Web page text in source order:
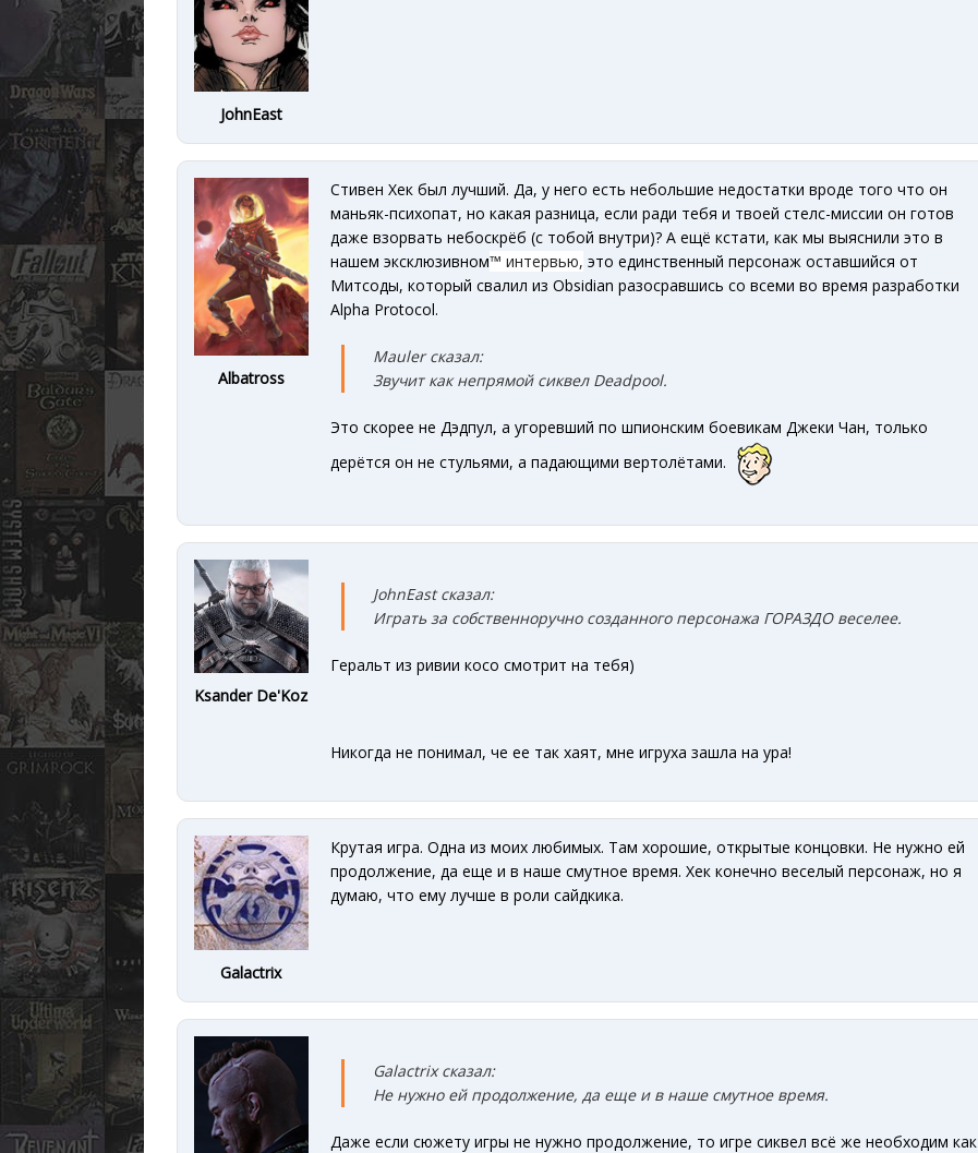
JohnEast
Albatross
Стивен Хек был лучший. Да, у него есть небольшие недостатки вроде того что он
маньяк-психопат, но какая разница, если ради тебя и твоей стелс-миссии он готов
даже взорвать небоскрёб (с тобой внутри)? А ещё кстати, как мы выяснили это в
нашем эксклюзивном™ интервью, это единственный персонаж оставшийся от
Митсоды, который свалил из Obsidian разосравшись со всеми во время разработки
Alpha Protocol.
Mauler сказал:
Звучит как непрямой сиквел Deadpool.
Это скорее не Дэдпул, а угоревший по шпионским боевикам Джеки Чан, только
дерётся он не стульями, а падающими вертолётами.
Ksander De'Koz
JohnEast сказал:
Играть за собственноручно созданного персонажа ГОРАЗДО веселее.
Геральт из ривии косо смотрит на тебя)
Никогда не понимал, че ее так хаят, мне игруха зашла на ура!
Galactrix
Крутая игра. Одна из моих любимых. Там хорошие, открытые концовки. Не нужно ей
продолжение, да еще и в наше смутное время. Хек конечно веселый персонаж, но я
думаю, что ему лучше в роли сайдкика.
Galactrix сказал:
Не нужно ей продолжение, да еще и в наше смутное время.
Даже если сюжету игры не нужно продолжение, то игре сиквел всё же необходим как